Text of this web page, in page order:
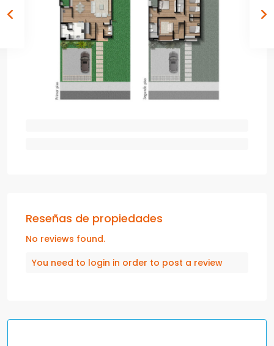
Reseñas de propiedades
No reviews found.
You need to login in order to post a review